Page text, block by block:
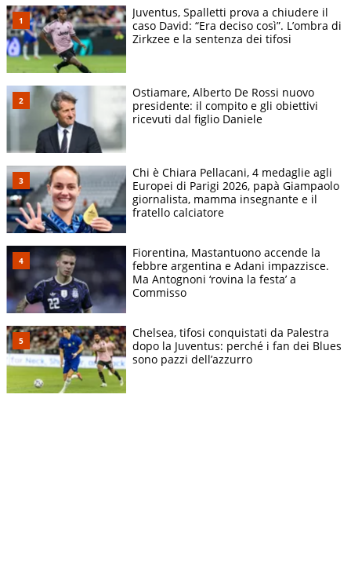
Juventus, Spalletti prova a chiudere il
caso David: “Era deciso così”. L’ombra di
Zirkzee e la sentenza dei tifosi
Ostiamare, Alberto De Rossi nuovo
presidente: il compito e gli obiettivi
ricevuti dal figlio Daniele
Chi è Chiara Pellacani, 4 medaglie agli
Europei di Parigi 2026, papà Giampaolo
giornalista, mamma insegnante e il
fratello calciatore
Fiorentina, Mastantuono accende la
febbre argentina e Adani impazzisce.
Ma Antognoni ‘rovina la festa’ a
Commisso
Chelsea, tifosi conquistati da Palestra
dopo la Juventus: perché i fan dei Blues
sono pazzi dell’azzurro